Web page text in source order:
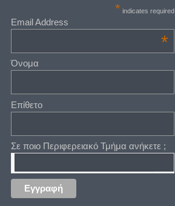
* indicates required
Email Address
*
Όνομα
Επίθετο
Σε ποιο Περιφερειακό Τμήμα ανήκετε ;